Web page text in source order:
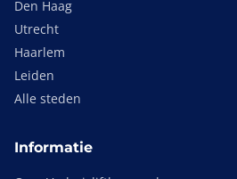
Den Haag
Utrecht
Haarlem
Leiden
Alle steden
Informatie